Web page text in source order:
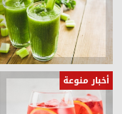
أخبار منوعة